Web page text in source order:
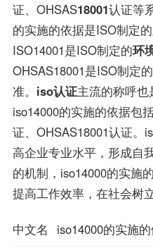
证、OHSAS18001认证等
的实施的依据是ISO制定的
ISO14001是ISO制定的环
OHSAS18001是ISO制定的
准。 iso认证主流的称呼也
iso14000的实施的依据包
证、OHSAS18001认证。
高企业专业水平，形成自
的机制，iso14000的实施
提高工作效率，在社会树
中文名 iso14000的实施